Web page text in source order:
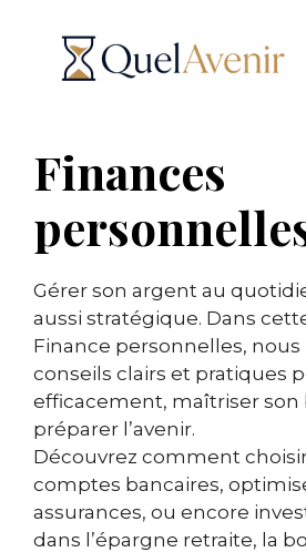
contenu
Finances
Gérer son argent au
aussi stratégique. Dans
Finance personnelles,
conseils clairs et pratiques
efficacement, maîtriser
préparer l’avenir.
Découvrez comment
comptes bancaires,
assurances, ou encore
dans l’épargne retraite, la